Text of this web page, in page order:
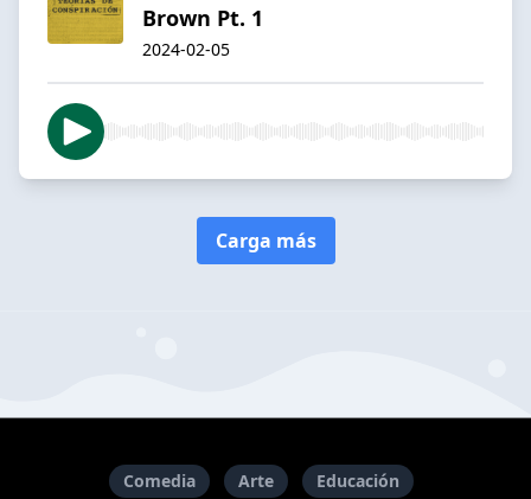
Brown Pt. 1
2024-02-05
Carga más
Comedia Arte Educación